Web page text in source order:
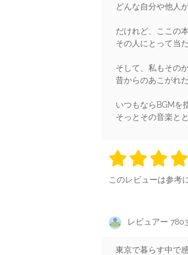
どんな自分や他人
だけれど、ここの
その人にとって当
そして、私もその
昔からのあこがれ
いつもならBGMを
そっとその音楽と
5 5 5
このレビューは参考
レビュアー
東京で暮らす中で